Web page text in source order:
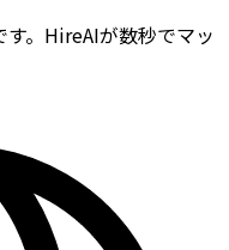
。HireAIが数秒でマッ